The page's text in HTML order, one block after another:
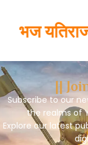
भज
||
Subscribe to our
the realms of
Explore our latest